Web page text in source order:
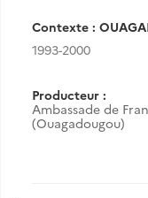
Contexte :
1993-2000
Producteur :
Ambassade de
(Ouagadougou)